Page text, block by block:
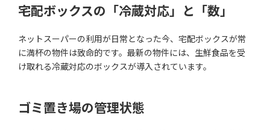
宅配ボックスの「冷蔵対応」と「数」
ネットスーパーの利用が日常となった今、宅配ボックスが常
に満杯の物件は致命的です。最新の物件には、生鮮食品を受
け取れる冷蔵対応のボックスが導入されています。
ゴミ置き場の管理状態